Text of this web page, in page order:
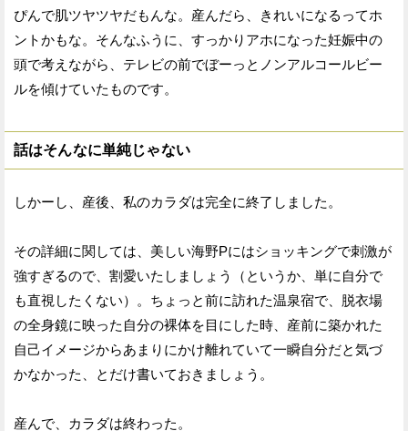
ぴんで肌ツヤツヤだもんな。産んだら、きれいになるってホ
ントかもな。そんなふうに、すっかりアホになった妊娠中の
頭で考えながら、テレビの前でぼーっとノンアルコールビー
ルを傾けていたものです。
話はそんなに単純じゃない
しかーし、産後、私のカラダは完全に終了しました。
その詳細に関しては、美しい海野Pにはショッキングで刺激が
強すぎるので、割愛いたしましょう（というか、単に自分で
も直視したくない）。ちょっと前に訪れた温泉宿で、脱衣場
の全身鏡に映った自分の裸体を目にした時、産前に築かれた
自己イメージからあまりにかけ離れていて一瞬自分だと気づ
かなかった、とだけ書いておきましょう。
産んで、カラダは終わった。